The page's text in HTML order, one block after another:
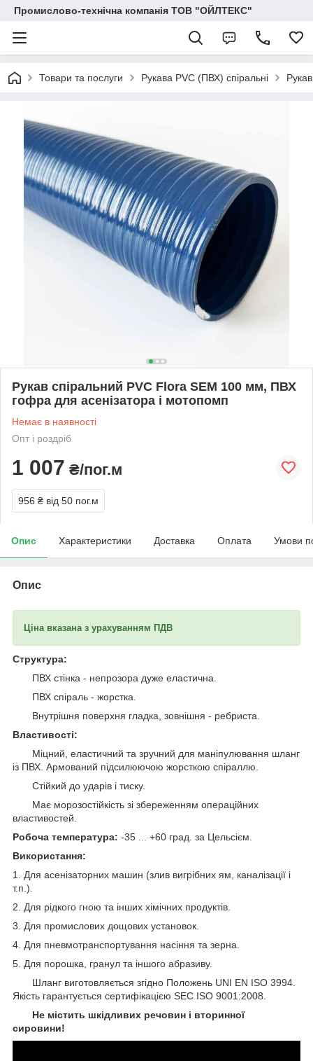
Промислово-технічна компанія ТОВ "ОЙЛТЕКС"
Товари та послуги Рукава PVC (ПВХ) спіральні
Рукав спіральний PVC Flora SEM 100 мм, ПВХ
гофра для асенізатора і мотопомп
Немає в наявності
Опт і роздріб
1 007 ₴/пог.м
956 ₴ від 50 пог.м
Опис Характеристики Доставка Оплата Умови
Опис
Ціна вказана з урахуванням ПДВ
Структура:
ПВХ стінка - непрозора дуже еластична.
ПВХ спіраль - жорстка.
Внутрішня поверхня гладка, зовнішня - ребриста.
Властивості:
Міцний, еластичний та зручний для маніпулювання шланг
із ПВХ. Армований підсилюючою жорсткою спіраллю.
Стійкий до ударів і тиску.
Має морозостійкість зі збереженням операційних
властивостей.
Робоча температура: -35 ... +60 град. за Цельсієм.
Використання:
1. Для асенізаторних машин (злив вигрібних ям, каналізації і
т.п.).
2. Для рідкого гною та інших хімічних продуктів.
3. Для промислових дощових установок.
4. Для пневмотранспортування насіння та зерна.
5. Для порошка, гранул та іншого абразиву.
Шланг виготовляється згідно Положень UNI EN ISO 3994.
Якість гарантується сертифікацією SEC ISO 9001:2008.
Не містить шкідливих речовин і вторинної
сировини!